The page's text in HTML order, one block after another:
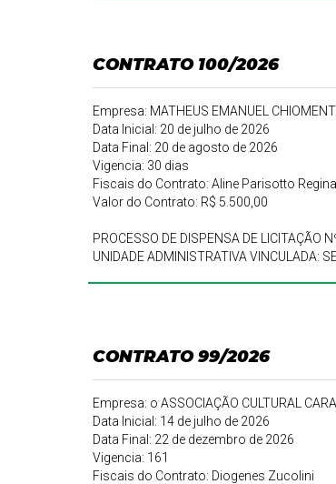
CONTRATO 100/2026
Empresa: MATHEUS EMANUEL
Data Inicial: 20 de julho de 2026
Data Final: 20 de agosto de 2026
Vigencia: 30 dias
Fiscais do Contrato: Aline Parisotto
Valor do Contrato: R$ 5.500,00
PROCESSO DE DISPENSA DE LICITAÇÃO
UNIDADE ADMINISTRATIVA VINCULADA:
CONTRATO 99/2026
Empresa: o ASSOCIAÇÃO CULTURAL
Data Inicial: 14 de julho de 2026
Data Final: 22 de dezembro de 2026
Vigencia: 161
Fiscais do Contrato: Diogenes Zucolini